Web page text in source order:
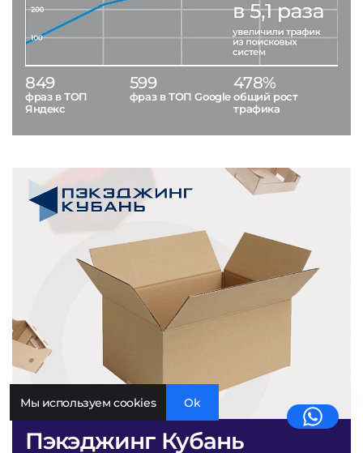
Пэкэджинг Кубань
849
фраз в ТОП
Яндекс
599
фраз в ТОП Google
478%
общий рост
трафика
Мы используем cookies Ok